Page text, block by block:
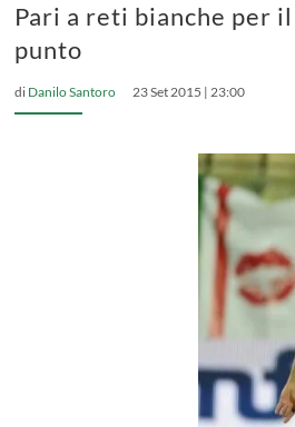
Pari a reti bianche per
punto
di Danilo Santoro 23 Set 2015 | 23:00